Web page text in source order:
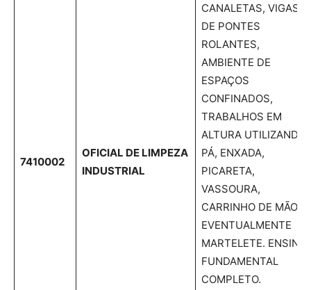
7410002
OFICIAL DE LIMPEZA
INDUSTRIAL
CANALETAS, VIGAS
DE PONTES
ROLANTES,
AMBIENTE DE
ESPAÇOS
CONFINADOS,
TRABALHOS EM
ALTURA UTILIZANDO
PÁ, ENXADA,
PICARETA,
VASSOURA,
CARRINHO DE MÃO E
EVENTUALMENTE
MARTELETE. ENSINO
FUNDAMENTAL
COMPLETO.